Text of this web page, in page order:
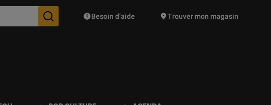
Des suggestions de produits vont vous être proposées
Besoin d’aide Trouver mon magasin